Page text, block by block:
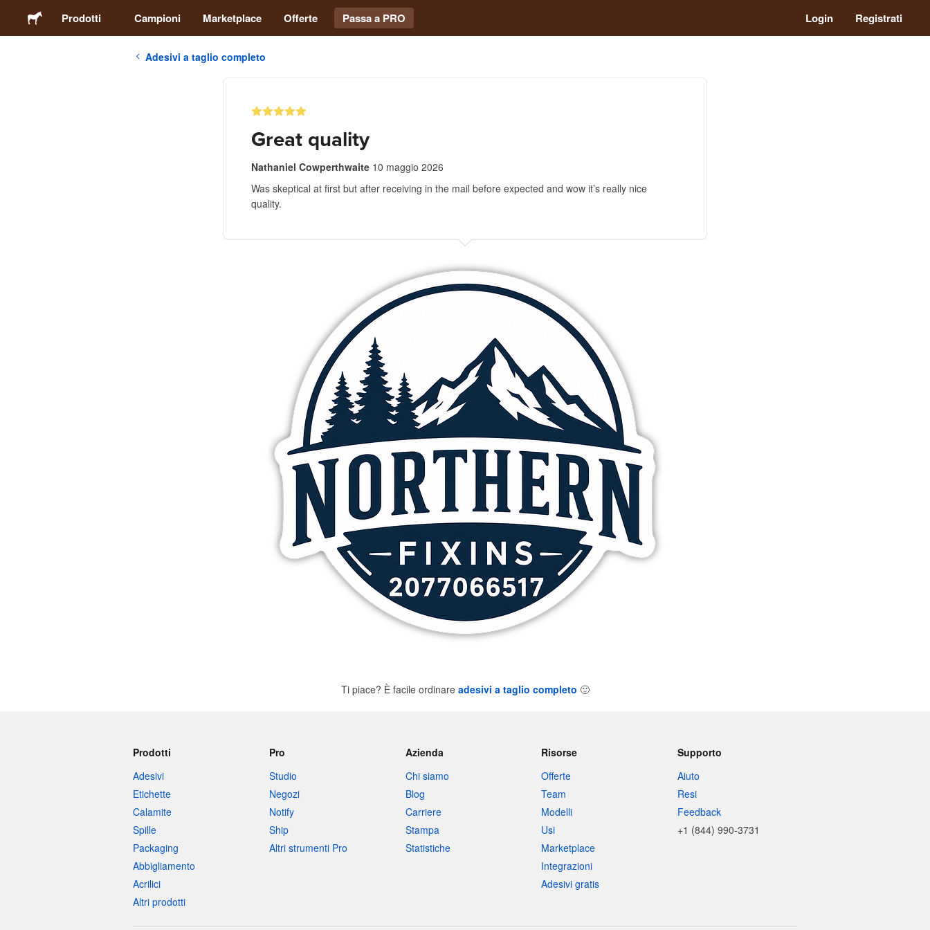
Prodotti Campioni Marketplace Offerte Passa a PRO Login Registrati
Adesivi a taglio completo
Great quality
Nathaniel Cowperthwaite 10 maggio 2026
Was skeptical at first but after receiving in the mail before expected and wow it’s really nice
quality.
Ti piace? È facile ordinare adesivi a taglio completo 🙂
Prodotti
Adesivi
Etichette
Calamite
Spille
Packaging
Abbigliamento
Acrilici
Altri prodotti
Pro
Studio
Negozi
Notify
Ship
Altri strumenti Pro
Azienda
Chi siamo
Blog
Carriere
Stampa
Statistiche
Risorse
Offerte
Team
Modelli
Usi
Marketplace
Integrazioni
Adesivi gratis
Supporto
Aiuto
Resi
Feedback
+1 (844) 990-3731